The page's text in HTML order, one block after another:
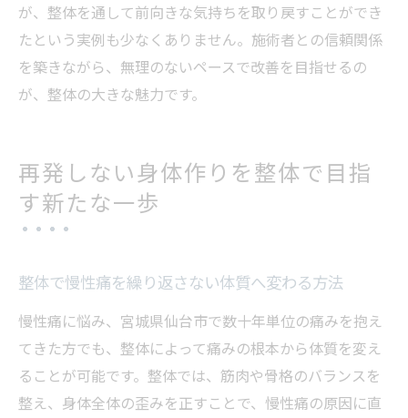
が、整体を通して前向きな気持ちを取り戻すことができ
たという実例も少なくありません。施術者との信頼関係
を築きながら、無理のないペースで改善を目指せるの
が、整体の大きな魅力です。
再発しない身体作りを整体で目指
す新たな一歩
整体で慢性痛を繰り返さない体質へ変わる方法
慢性痛に悩み、宮城県仙台市で数十年単位の痛みを抱え
てきた方でも、整体によって痛みの根本から体質を変え
ることが可能です。整体では、筋肉や骨格のバランスを
整え、身体全体の歪みを正すことで、慢性痛の原因に直